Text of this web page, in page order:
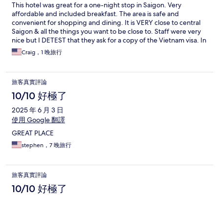
This hotel was great for a one-night stop in Saigon. Very
affordable and included breakfast. The area is safe and
convenient for shopping and dining. It is VERY close to central
Saigon & all the things you want to be close to. Staff were very
nice but I DETEST that they ask for a copy of the Vietnam visa. In
my opinion, that is only necessary at the AIRPORT - not the
hotel. They can see the stamp in my passport that allowed me
average and a pool would have been nice in the hot, steamy
weather but for 1 night, it was a good choice. Thank you for a
lovely stay.
Craig，1 晚旅行
旅客真實評論
10/10 好極了
2025 年 6 月 3 日
使用 Google 翻譯
GREAT PLACE
stephen，7 晚旅行
旅客真實評論
10/10 好極了